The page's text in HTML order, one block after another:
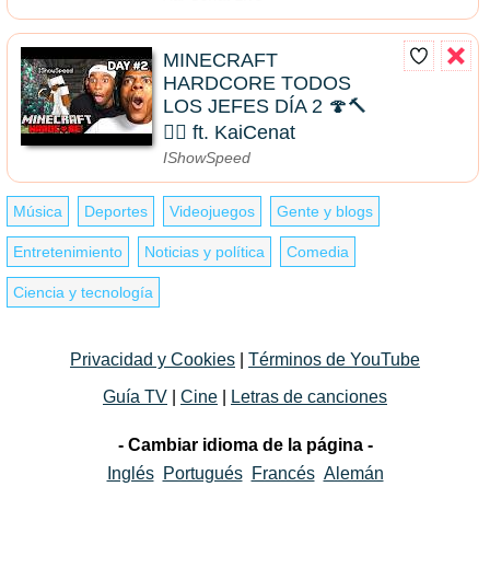
MINECRAFT
HARDCORE TODOS
LOS JEFES DÍA 2 🍄🔨
🧟‍♂️ ft. KaiCenat
IShowSpeed
Música Deportes Videojuegos Gente y blogs
Entretenimiento Noticias y política Comedia
Ciencia y tecnología
Privacidad y Cookies
Términos de YouTube
Guía TV
Cine Letras de canciones
- Cambiar idioma de la página -
Inglés
Portugués Francés Alemán